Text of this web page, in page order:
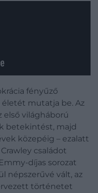
fényűző
mutatja be. Az
első világháború
betekintést, majd
közepéig – ezalatt
családot
díjas sorozat
népszerűvé vált, az
történetet